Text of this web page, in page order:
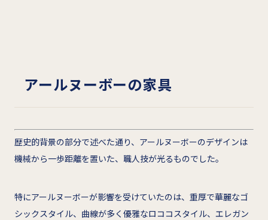
アールヌーボーの家具
歴史的背景の部分で述べた通り、アールヌーボーのデザインは
機械から一歩距離を置いた、職人技が光るものでした。
特にアールヌーボーが影響を受けていたのは、重厚で華麗なゴ
シックスタイル、曲線が多く優雅なロココスタイル、エレガン